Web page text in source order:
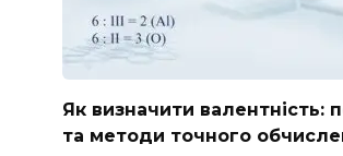
Як визначити валентність:
та методи точного